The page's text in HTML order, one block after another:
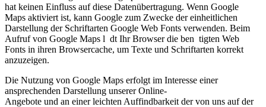
hat keinen Einfluss auf diese Datenübertragung. Wenn Google
Maps aktiviert ist, kann Google zum Zwecke der einheitlichen
Darstellung der Schriftarten Google Web Fonts verwenden. Beim
Aufruf von Google Maps l dt Ihr Browser die ben tigten Web
Fonts in ihren Browsercache, um Texte und Schriftarten korrekt
anzuzeigen.
Die Nutzung von Google Maps erfolgt im Interesse einer
ansprechenden Darstellung unserer Online-
Angebote und an einer leichten Auffindbarkeit der von uns auf der